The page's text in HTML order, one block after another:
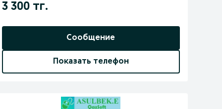
3 300 тг.
Сообщение
Показать телефон